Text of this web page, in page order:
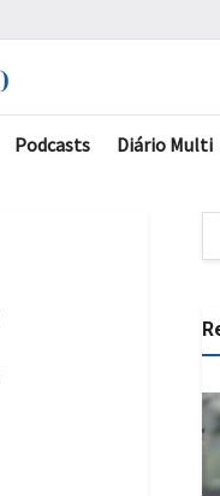
Podcasts Diário Multi